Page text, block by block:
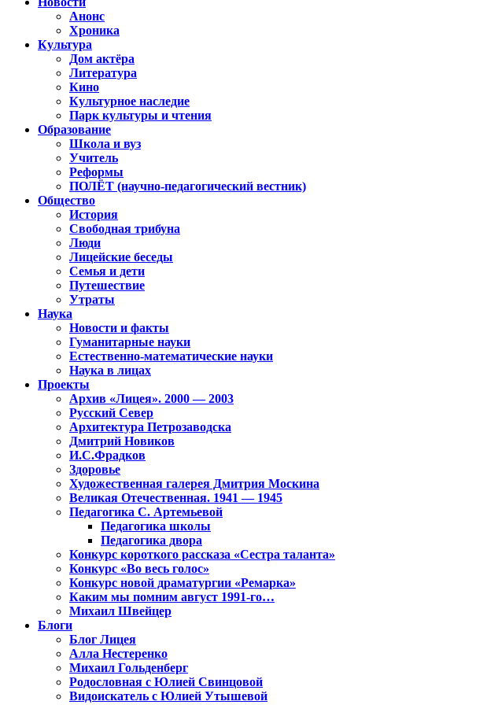
Анонс
Хроника
Культура
Дом актёра
Литература
Кино
Культурное наследие
Парк культуры и чтения
Образование
Школа и вуз
Учитель
Реформы
ПОЛЁТ (научно-педагогический вестник)
Общество
История
Свободная трибуна
Люди
Лицейские беседы
Семья и дети
Путешествие
Утраты
Наука
Новости и факты
Гуманитарные науки
Естественно-математические науки
Наука в лицах
Проекты
Архив «Лицея». 2000 — 2003
Русский Север
Архитектура Петрозаводска
Дмитрий Новиков
И.С.Фрадков
Здоровье
Художественная галерея Дмитрия Москина
Великая Отечественная. 1941 — 1945
Педагогика С. Артемьевой
Педагогика школы
Педагогика двора
Конкурс короткого рассказа «Сестра таланта»
Конкурс «Во весь голос»
Конкурс новой драматургии «Ремарка»
Каким мы помним август 1991-го…
Михаил Швейцер
Блоги
Блог Лицея
Алла Нестеренко
Михаил Гольденберг
Родословная с Юлией Свинцовой
Видоискатель с Юлией Утышевой